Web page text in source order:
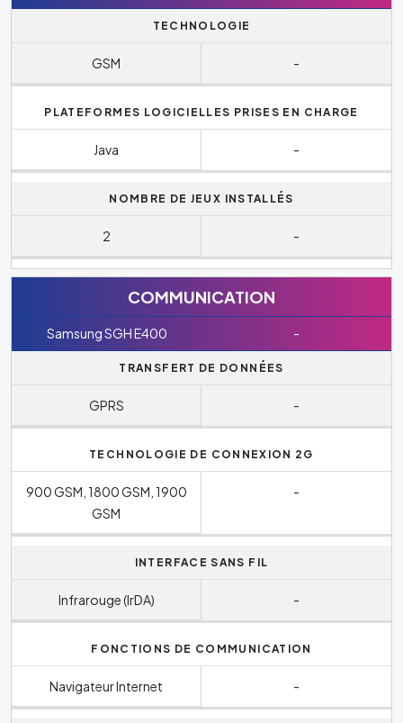
TECHNOLOGIE
GSM -
PLATEFORMES LOGICIELLES PRISES EN CHARGE
Java -
NOMBRE DE JEUX INSTALLÉS
2 -
COMMUNICATION
Samsung SGH E400 -
TRANSFERT DE DONNÉES
GPRS -
TECHNOLOGIE DE CONNEXION 2G
900 GSM, 1800 GSM, 1900
GSM
-
INTERFACE SANS FIL
Infrarouge (IrDA) -
FONCTIONS DE COMMUNICATION
Navigateur Internet -